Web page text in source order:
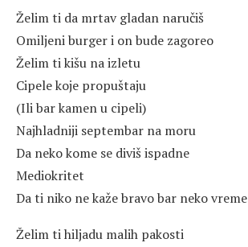
Želim ti da mrtav gladan naručiš
Omiljeni burger i on bude zagoreo
Želim ti kišu na izletu
Cipele koje propuštaju
(Ili bar kamen u cipeli)
Najhladniji septembar na moru
Da neko kome se diviš ispadne
Mediokritet
Da ti niko ne kaže bravo bar neko vreme
Želim ti hiljadu malih pakosti